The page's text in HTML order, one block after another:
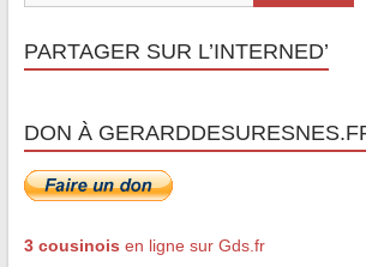
PARTAGER SUR L’INTERNED’
DON À
3 cousinois en ligne sur Gds.fr